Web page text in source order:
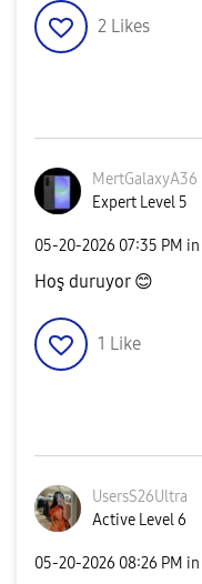
2 Likes
MertGalaxyA36
Expert Level 5
‎05-20-2026 07:35 PM in
Hoş duruyor 😊
1 Like
UsersS26Ultra
Active Level 6
‎05-20-2026 08:26 PM in